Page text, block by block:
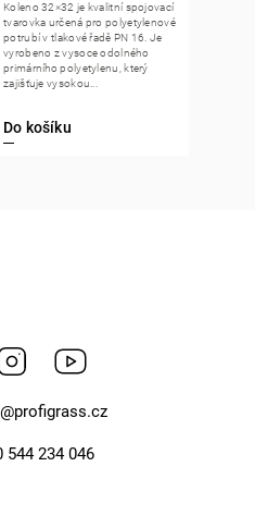
Do košíku
Koleno 32×32 je kvalitní spojovací
tvarovka určená pro polyetylenové
potrubí v tlakové řadě PN 16. Je
vyrobeno z vysoce odolného
primárního polyetylenu, který
zajišťuje vysokou...
Instagram
@profigrass.cz
544 234 046